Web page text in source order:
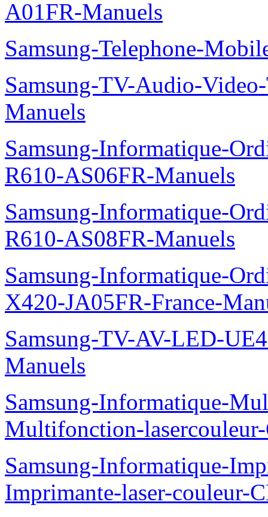
A01FR-Manuels
Samsung-Telephone-
Samsung-TV-Audio-
Manuels
Samsung-Informatique-
R610-AS06FR-Manuels
Samsung-Informatique-
R610-AS08FR-Manuels
Samsung-Informatique-
X420-JA05FR-France-
Samsung-TV-AV-LED-
Manuels
Samsung-Informatique-
Multifonction-
Samsung-Informatique-
Imprimante-laser-couleur-